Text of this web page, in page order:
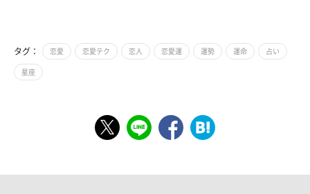
タグ： 恋愛 恋愛テク 恋人 恋愛運 運勢 運命 占い
星座